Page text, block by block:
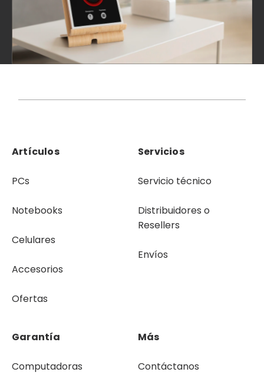
Artículos
PCs
Notebooks
Celulares
Accesorios
Ofertas
Servicios
Servicio técnico
Distribuidores o
Resellers
Envíos
Garantía
Computadoras
Más
Contáctanos